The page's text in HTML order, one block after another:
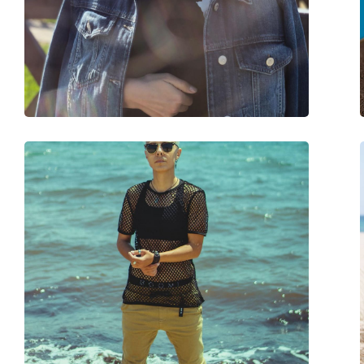
Largeur du pont:
21 mm
Poids:
41 g
Plaquettes de nez ajustables:
Oui
Accessoires
Étui:
Oui
Tissu de nettoyage:
Oui
Autres
Sexe:
Unisex
Catégorie:
Lunettes de soleil
Marque:
Ray-Ban
Utilisation:
Mode
Code:
RB3016 W0366 51
Disponible avec correction:
Non